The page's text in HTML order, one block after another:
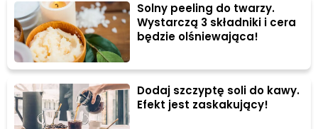
Solny peeling do twarzy.
Wystarczą 3 składniki i cera
będzie olśniewająca!
Dodaj szczyptę soli do kawy.
Efekt jest zaskakujący!